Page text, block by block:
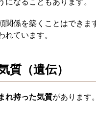
になることもあります。
関係を築くことはできま
れています。
質（遺伝）
れ持った気質があります。